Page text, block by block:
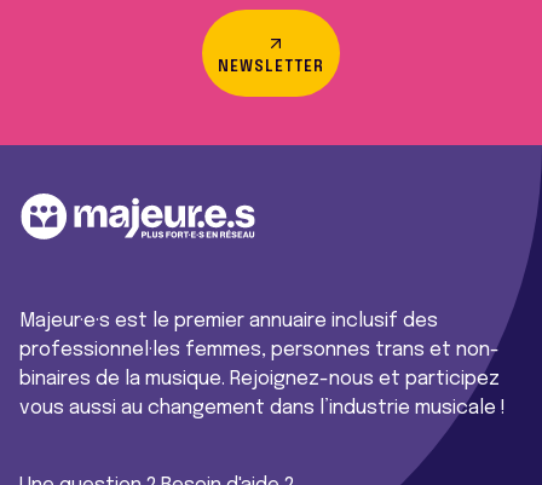
NEWSLETTER
Majeur·e·s est le premier annuaire inclusif des
professionnel·les femmes, personnes trans et non-
binaires de la musique. Rejoignez-nous et participez
vous aussi au changement dans l’industrie musicale !